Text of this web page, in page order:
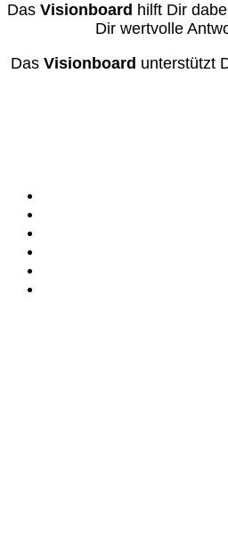
Das Visionboard hilft Dir
Dir wertvolle
Das Visionboard unterstützt